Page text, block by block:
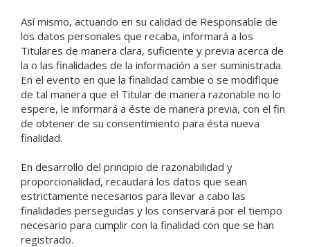
Así mismo, actuando en su calidad de Responsable de
los datos personales que recaba, informará a los
Titulares de manera clara, suficiente y previa acerca de
la o las finalidades de la información a ser suministrada.
En el evento en que la finalidad cambie o se modifique
de tal manera que el Titular de manera razonable no lo
espere, le informará a éste de manera previa, con el fin
de obtener de su consentimiento para ésta nueva
finalidad.
En desarrollo del principio de razonabilidad y
proporcionalidad, recaudará los datos que sean
estrictamente necesarios para llevar a cabo las
finalidades perseguidas y los conservará por el tiempo
necesario para cumplir con la finalidad con que se han
registrado.